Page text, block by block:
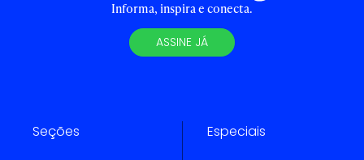
Informa, inspira e conecta.
ASSINE JÁ
Seções Especiais